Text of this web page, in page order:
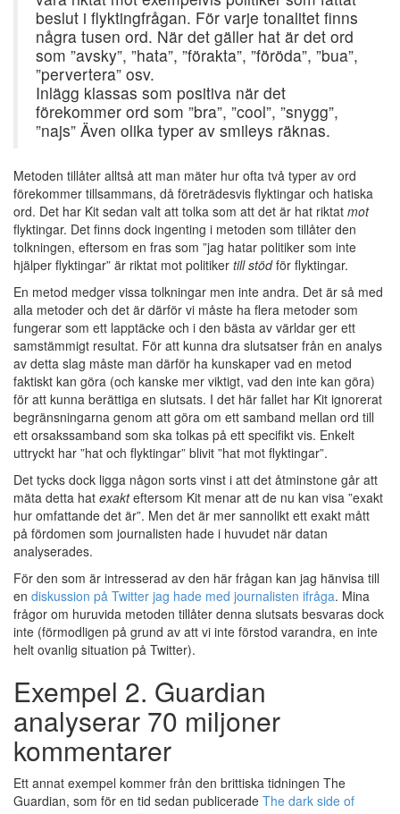
beslut i flyktingfrågan. För varje tonalitet finns
några tusen ord. När det gäller hat är det ord
som ”avsky”, ”hata”, ”förakta”, ”föröda”, ”bua”,
”pervertera” osv.
Inlägg klassas som positiva när det
förekommer ord som ”bra”, ”cool”, ”snygg”,
”najs” Även olika typer av smileys räknas.
Metoden tillåter alltså att man mäter hur ofta två typer av ord
förekommer tillsammans, då företrädesvis flyktingar och hatiska
ord. Det har Kit sedan valt att tolka som att det är hat riktat mot
flyktingar. Det finns dock ingenting i metoden som tillåter den
tolkningen, eftersom en fras som ”jag hatar politiker som inte
hjälper flyktingar” är riktat mot politiker till stödför flyktingar.
En metod medger vissa tolkningar men inte andra. Det är så med
alla metoder och det är därför vi måste ha flera metoder som
fungerar som ett lapptäcke och i den bästa av världar ger ett
samstämmigt resultat. För att kunna dra slutsatser från en analys
av detta slag måste man därför ha kunskaper vad en metod
faktiskt kan göra (och kanske mer viktigt, vad den inte kan göra)
för att kunna berättiga en slutsats. I det här fallet har Kit ignorerat
begränsningarna genom att göra om ett samband mellan ord till
ett orsakssamband som ska tolkas på ett specifikt vis. Enkelt
uttryckt har ”hat och flyktingar” blivit ”hat mot flyktingar”.
Det tycks dock ligga någon sorts vinst i att det åtminstone går att
mäta detta hat exakteftersom Kit menar att de nu kan visa ”exakt
hur omfattande det är”. Men det är mer sannolikt ett exakt mått
på fördomen som journalisten hade i huvudet när datan
analyserades.
För den som är intresserad av den här frågan kan jag hänvisa till
en diskussion på Twitter jag hade med journalisten ifråga. Mina
frågor om huruvida metoden tillåter denna slutsats besvaras dock
inte (förmodligen på grund av att vi inte förstod varandra, en inte
helt ovanlig situation på Twitter).
Exempel 2. Guardian
analyserar 70 miljoner
kommentarer
Ett annat exempel kommer från den brittiska tidningen The
Guardian, som för en tid sedan publicerade The dark side of